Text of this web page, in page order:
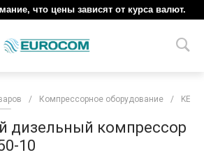
что цены зависят от курса валют.
/ Компрессорное оборудование /
дизельный компрессор
10